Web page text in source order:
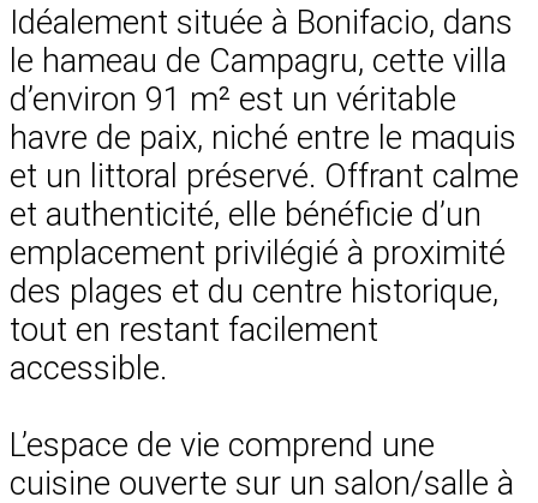
Idéalement située à Bonifacio, dans
le hameau de Campagru, cette villa
d’environ 91 m² est un véritable
havre de paix, niché entre le maquis
et un littoral préservé. Offrant calme
et authenticité, elle bénéficie d’un
emplacement privilégié à proximité
des plages et du centre historique,
tout en restant facilement
accessible.
L’espace de vie comprend une
cuisine ouverte sur un salon/salle à